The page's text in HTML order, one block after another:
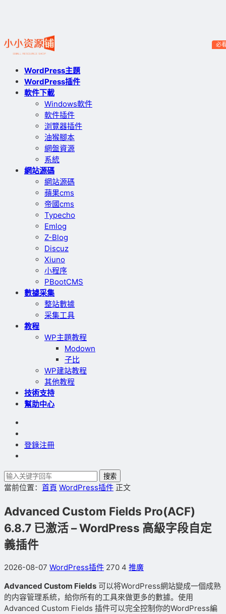
WordPress主題
WordPress插件
軟件下載
Windows軟件
軟件插件
浏覽器插件
油猴腳本
網盤資源
系統
網站源碼
網站源碼
蘋果cms
帝國cms
Typecho
Emlog
Z-Blog
Discuz
Xiuno
小程序
PBootCMS
數據采集
整站數據
采集工具
教程
WP主題教程
Modown
子比
WP建站教程
其他教程
技術支持
幫助中心
必
登錄注冊
搜索
當前位置： 首頁 WordPress插件 正文
Advanced Custom Fields Pro(ACF)
6.8.7 已激活 – WordPress 高級字段自定
義插件
2026-08-07 WordPress插件 270 4 推廣
Advanced Custom Fields 可以将WordPress網站變成一個成熟
的内容管理系統，給你所有的工具來做更多的數據。使用
Advanced Custom Fields 插件可以完全控制你的WordPress編